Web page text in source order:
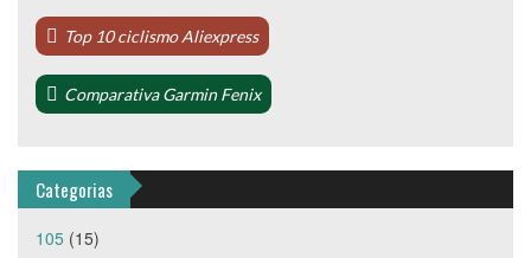
Top 10 ciclismo Aliexpress
Comparativa Garmin Fenix
Categorias
105 (15)